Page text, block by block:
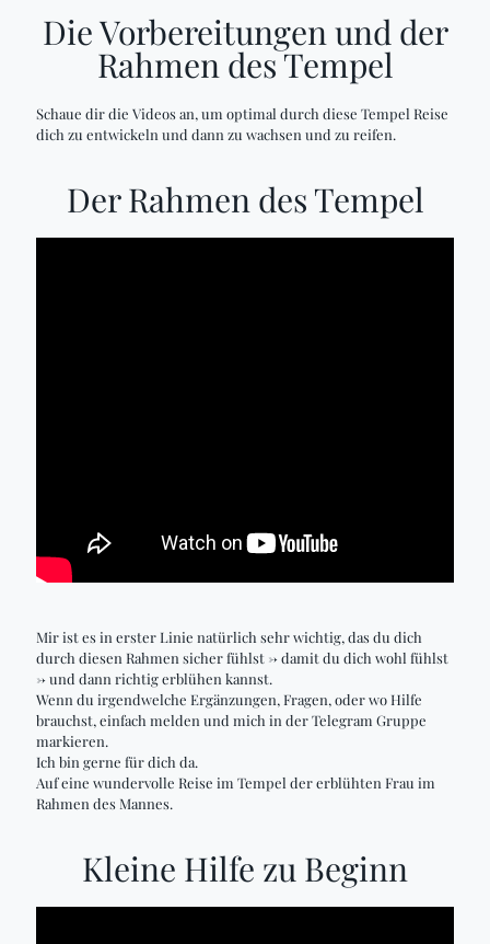
Die Vorbereitungen und der
Rahmen des Tempel
Schaue dir die Videos an, um optimal durch diese Tempel Reise
dich zu entwickeln und dann zu wachsen und zu reifen.
Der Rahmen des Tempel
Mir ist es in erster Linie natürlich sehr wichtig, das du dich
durch diesen Rahmen sicher fühlst -> damit du dich wohl fühlst
-> und dann richtig erblühen kannst.
Wenn du irgendwelche Ergänzungen, Fragen, oder wo Hilfe
brauchst, einfach melden und mich in der Telegram Gruppe
markieren.
Ich bin gerne für dich da.
Auf eine wundervolle Reise im Tempel der erblühten Frau im
Rahmen des Mannes.
Kleine Hilfe zu Beginn